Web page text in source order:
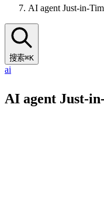
AI agent Just-in-
搜索⌘K
ai
AI agent Just-